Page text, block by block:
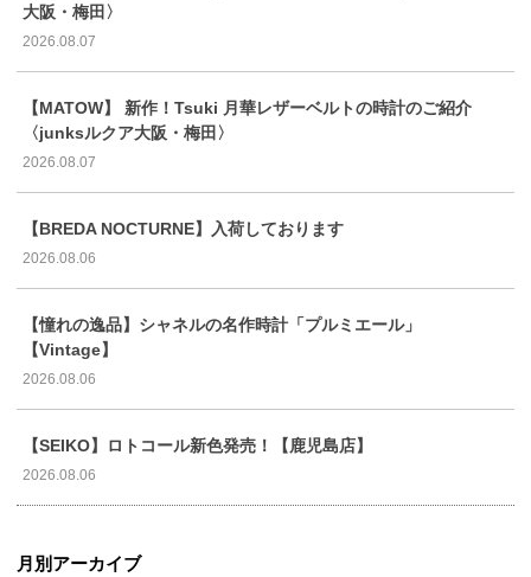
大阪・梅田〉
2026.08.07
【MATOW】 新作！Tsuki 月華レザーベルトの時計のご紹介
〈junksルクア大阪・梅田〉
2026.08.07
【BREDA NOCTURNE】入荷しております
2026.08.06
【憧れの逸品】シャネルの名作時計「プルミエール」
【Vintage】
2026.08.06
【SEIKO】ロトコール新色発売！【鹿児島店】
2026.08.06
月別アーカイブ